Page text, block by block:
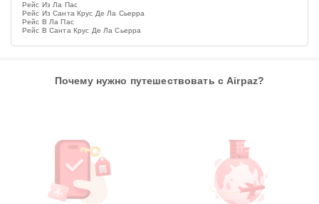
Рейс Из Ла Пас
Рейс Из Санта Крус Де Ла Сьерра
Рейс В Ла Пас
Рейс В Санта Крус Де Ла Сьерра
Почему нужно путешествовать с Airpaz?